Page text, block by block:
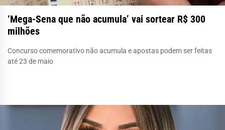
‘Mega-Sena que não acumula’ vai sortear R$ 300
milhões
Concurso comemorativo não acumula e apostas podem ser feitas
até 23 de maio